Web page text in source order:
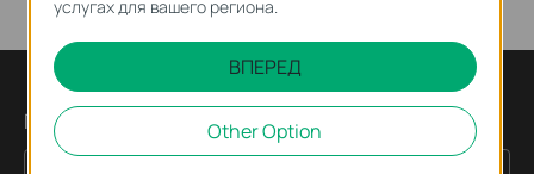
Подпишитесь на рассылку
услугах для вашего региона.
ВПЕРЕД
Other Option